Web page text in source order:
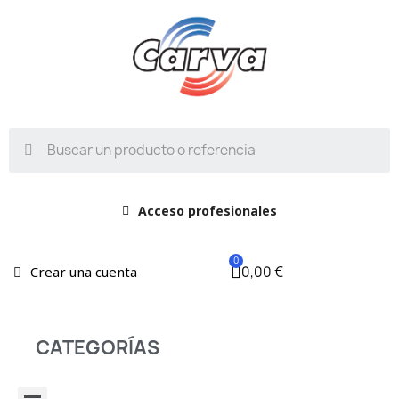
Acceso profesionales
Crear una cuenta 0,00 €
CATEGORÍAS